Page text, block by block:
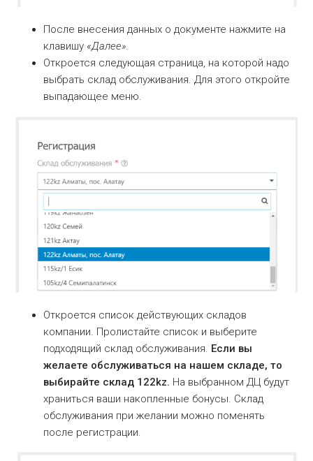
После внесения данных о документе нажмите на
клавишу «Далее».
Откроется следующая страница, на которой надо
выбрать склад обслуживания. Для этого откройте
выпадающее меню.
Откроется список действующих складов
компании. Пролистайте список и выберите
подходящий склад обслуживания. Если вы
желаете обслуживаться на нашем складе, то
выбирайте склад 122kz. На выбранном ДЦ будут
храниться ваши накопленные бонусы. Склад
обслуживания при желании можно поменять
после регистрации.